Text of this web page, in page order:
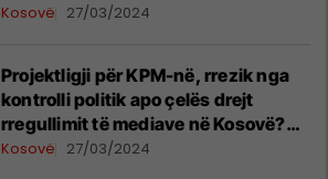
mediat
Kosovë 27/03/2024
Projektligji për KPM-në, rrezik nga
kontrolli politik apo çelës drejt
rregullimit të mediave në Kosovë?
Flasin Valon Ramadani e Brikenda
Kosovë 27/03/2024